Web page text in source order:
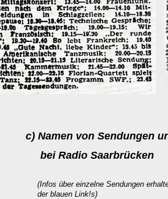
c) Namen von Sendungen
bei Radio Saarbrücken
(Infos über einzelne Sendungen
der blauen Link!s)